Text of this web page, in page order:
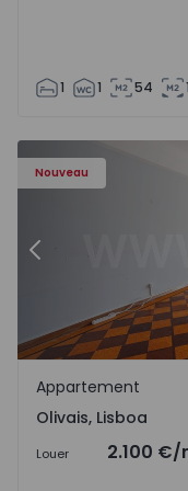
1 1 54
Nouveau
Appartement T5
Précédent
Olivais, Lisboa
Appartement
Olivais, Lisboa
Louer 2.100 €/